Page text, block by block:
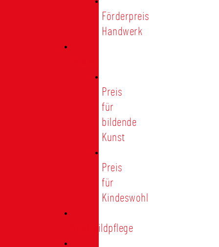
Förderpreis
Handwerk
Preis
für
bildende
Kunst
Preis
für
Kindeswohl
Stadtbildpflege